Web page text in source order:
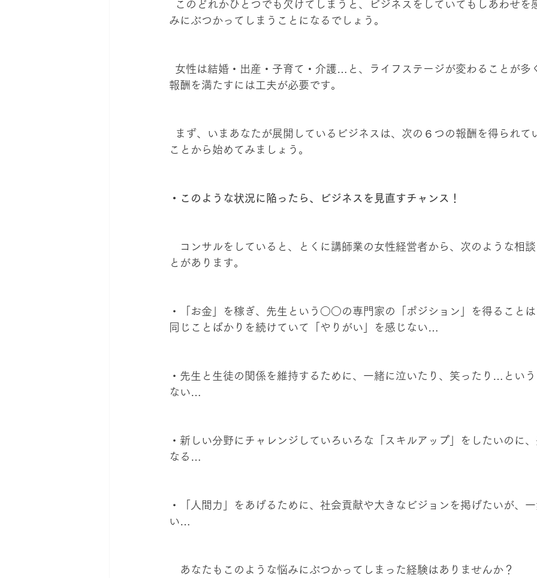
みにぶつかってしまうことになるでしょう。
報酬を満たすには工夫が必要です。
ことから始めてみましょう。
・このような状況に陥ったら、ビジネスを見直すチャンス！
コンサルをしていると、とくに講師業の女性経営者から、次のような相談
とがあります。
・「お金」を稼ぎ、先生という○○の専門家の「ポジション」を得ることは
同じことばかりを続けていて「やりがい」を感じない…
・先生と生徒の関係を維持するために、一緒に泣いたり、笑ったり…とい
ない…
・新しい分野にチャレンジしていろいろな「スキルアップ」をしたいのに
なる…
・「人間力」をあげるために、社会貢献や大きなビジョンを掲げたいが、
い…
あなたもこのような悩みにぶつかってしまった経験はありませんか？